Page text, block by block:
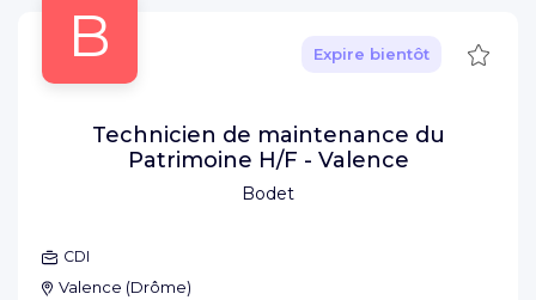
B
Bodet
Expire bientôt
Technicien de maintenance du
Patrimoine H/F - Valence
CDI
Valence (Drôme)